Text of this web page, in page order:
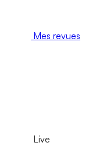
Mes revues
Live